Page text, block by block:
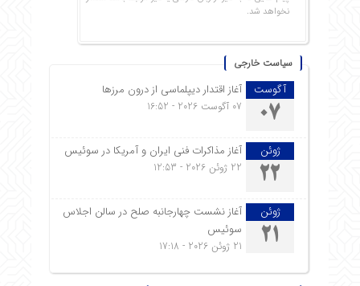
نخواهد شد.
سیاست خارجی
آگوست
07
آغاز اقتدار دیپلماسی از درون مرزها
07 آگوست 2026 - 16:52
ژوئن
22
آغاز مذاکرات فنی ایران و آمریکا در سوئیس
22 ژوئن 2026 - 12:53
ژوئن
21
آغاز نشست چهارجانبه صلح در سالن اجلاس
سوئیس
21 ژوئن 2026 - 17:18